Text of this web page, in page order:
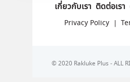
เกี่ยวกับเรา ติดต่อเรา
Privacy Policy |
© 2020 Rakluke Plus - ALL